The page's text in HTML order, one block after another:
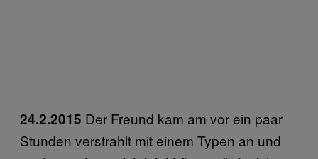
24.2.2015 Der Freund kam am vor ein paar
Stunden verstrahlt mit einem Typen an und